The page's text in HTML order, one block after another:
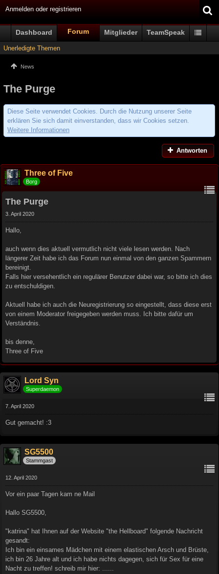
Anmelden oder registrieren
Dashboard Forum Mitglieder TeamSpeak
Unerledigte Themen
News
The Purge
Diese Seite verwendet Cookies. Durch die Nutzung unserer Seite
erklären Sie sich damit einverstanden, dass wir Cookies setzen.
Weitere Informationen
Antworten
Three of Five
Borg
The Purge
3. April 2020
Hallo,
auch wenn dies aktuell vermutlich nicht viele lesen werden. Nach
längerer Zeit habe ich das Forum nun einmal von den ganzen Spammern
bereinigt.
Falls hier versehentlich ein regulärer Benutzer dabei war, so bitte ich dies
zu entschuldigen.
Aktuell habe ich auch die Neuregistrierung so eingestellt, dass diese erst
von einem Moderator freigegeben werden muss. Ich bitte dafür um
Verständnis.
bis denne,
Three of Five
Lord Syn
Superdaemon
7. April 2020
Gut gemacht! :3
SG5500
Stammgast
12. April 2020
Vor ein paar Tagen kam ne Mail
Hallo SG5500,
"katrina" hat Ihnen auf der Website "the Hellboard" folgende Nachricht
gesandt:
Ich bin ein einsames Mädchen mit einem elastischen Arsch und Brüste,
ich bin 26 Jahre alt und ich habe nichts dagegen, sich für Sex für eine
Nacht zu treffen! schreib mir hier: ......